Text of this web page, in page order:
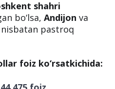
shahri
pastroq